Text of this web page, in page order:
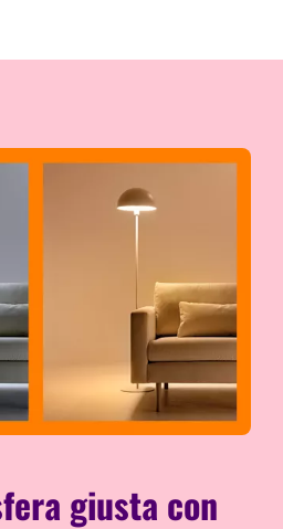
giusta con